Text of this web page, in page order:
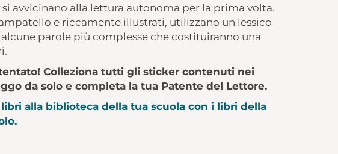
avvicinano alla lettura autonoma per la prima volta.
e riccamente illustrati, utilizzano un lessico
parole più complesse che costituiranno una
Colleziona tutti gli sticker contenuti nei
da solo e completa la tua Patente del Lettore.
alla biblioteca della tua scuola con i libri della